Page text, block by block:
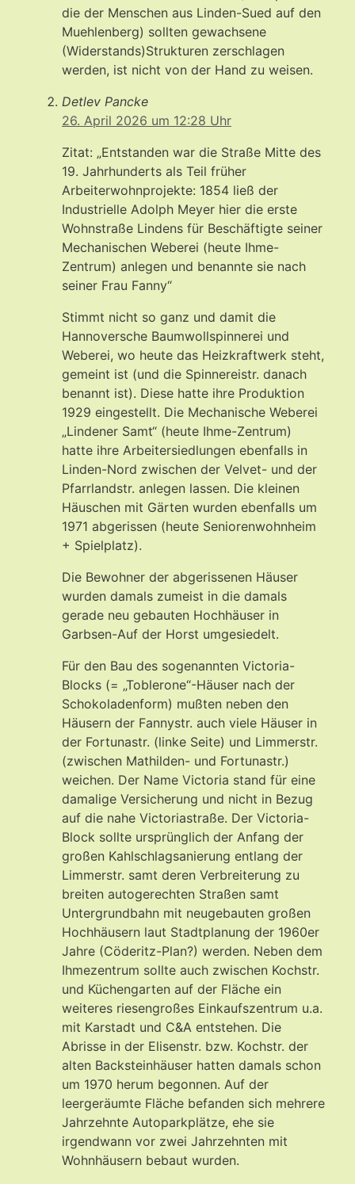
die der Menschen aus Linden-Sued auf den
Muehlenberg) sollten gewachsene
(Widerstands)Strukturen zerschlagen
werden, ist nicht von der Hand zu weisen.
Detlev Pancke
26. April 2026 um 12:28 Uhr
Zitat: „Entstanden war die Straße Mitte des
19. Jahrhunderts als Teil früher
Arbeiterwohnprojekte: 1854 ließ der
Industrielle Adolph Meyer hier die erste
Wohnstraße Lindens für Beschäftigte seiner
Mechanischen Weberei (heute Ihme-
Zentrum) anlegen und benannte sie nach
seiner Frau Fanny“
Stimmt nicht so ganz und damit die
Hannoversche Baumwollspinnerei und
Weberei, wo heute das Heizkraftwerk steht,
gemeint ist (und die Spinnereistr. danach
benannt ist). Diese hatte ihre Produktion
1929 eingestellt. Die Mechanische Weberei
„Lindener Samt“ (heute Ihme-Zentrum)
hatte ihre Arbeitersiedlungen ebenfalls in
Linden-Nord zwischen der Velvet- und der
Pfarrlandstr. anlegen lassen. Die kleinen
Häuschen mit Gärten wurden ebenfalls um
1971 abgerissen (heute Seniorenwohnheim
+ Spielplatz).
Die Bewohner der abgerissenen Häuser
wurden damals zumeist in die damals
gerade neu gebauten Hochhäuser in
Garbsen-Auf der Horst umgesiedelt.
Für den Bau des sogenannten Victoria-
Blocks (= „Toblerone“-Häuser nach der
Schokoladenform) mußten neben den
Häusern der Fannystr. auch viele Häuser in
der Fortunastr. (linke Seite) und Limmerstr.
(zwischen Mathilden- und Fortunastr.)
weichen. Der Name Victoria stand für eine
damalige Versicherung und nicht in Bezug
auf die nahe Victoriastraße. Der Victoria-
Block sollte ursprünglich der Anfang der
großen Kahlschlagsanierung entlang der
Limmerstr. samt deren Verbreiterung zu
breiten autogerechten Straßen samt
Untergrundbahn mit neugebauten großen
Hochhäusern laut Stadtplanung der 1960er
Jahre (Cöderitz-Plan?) werden. Neben dem
Ihmezentrum sollte auch zwischen Kochstr.
und Küchengarten auf der Fläche ein
weiteres riesengroßes Einkaufszentrum u.a.
mit Karstadt und C&A entstehen. Die
Abrisse in der Elisenstr. bzw. Kochstr. der
alten Backsteinhäuser hatten damals schon
um 1970 herum begonnen. Auf der
leergeräumte Fläche befanden sich mehrere
Jahrzehnte Autoparkplätze, ehe sie
irgendwann vor zwei Jahrzehnten mit
Wohnhäusern bebaut wurden.